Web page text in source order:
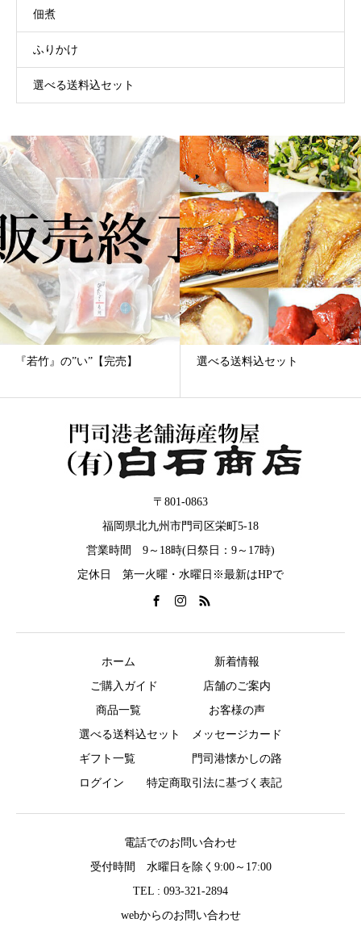
佃煮
ふりかけ
選べる送料込セット
『若竹』の”い”【完売】 選べる送料込セット
〒801-0863
福岡県北九州市門司区栄町5-18
営業時間 9～18時(日祭日：9～17時)
定休日 第一火曜・水曜日※最新はHPで
ホーム
新着情報
ご購入ガイド
店舗のご案内
商品一覧
お客様の声
選べる送料込セット
メッセージカード
ギフト一覧
門司港懐かしの路
ログイン
特定商取引法に基づく表記
電話でのお問い合わせ
受付時間 水曜日を除く9:00～17:00
TEL : 093-321-2894
webからのお問い合わせ